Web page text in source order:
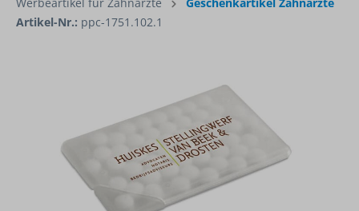
Artikel-Nr.: ppc-1751.102.1